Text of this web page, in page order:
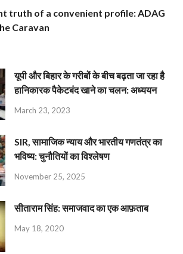
truth of a convenient profile: ADAG
Caravan
यूपी और बिहार के गरीबों के बीच बढ़ता जा रहा है
हानिकारक पैकेटबंद खाने का चलन: अध्ययन
March 23, 2023
SIR, सामाजिक न्याय और भारतीय गणतंत्र का
भविष्य: चुनौतियों का विश्लेषण
November 25, 2025
सीताराम सिंह: समाजवाद का एक आफ़ताब
May 18, 2020